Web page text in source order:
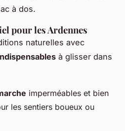
à dos.
pour les Ardennes
naturelles avec
à glisser dans
imperméables et bien
les sentiers boueux ou